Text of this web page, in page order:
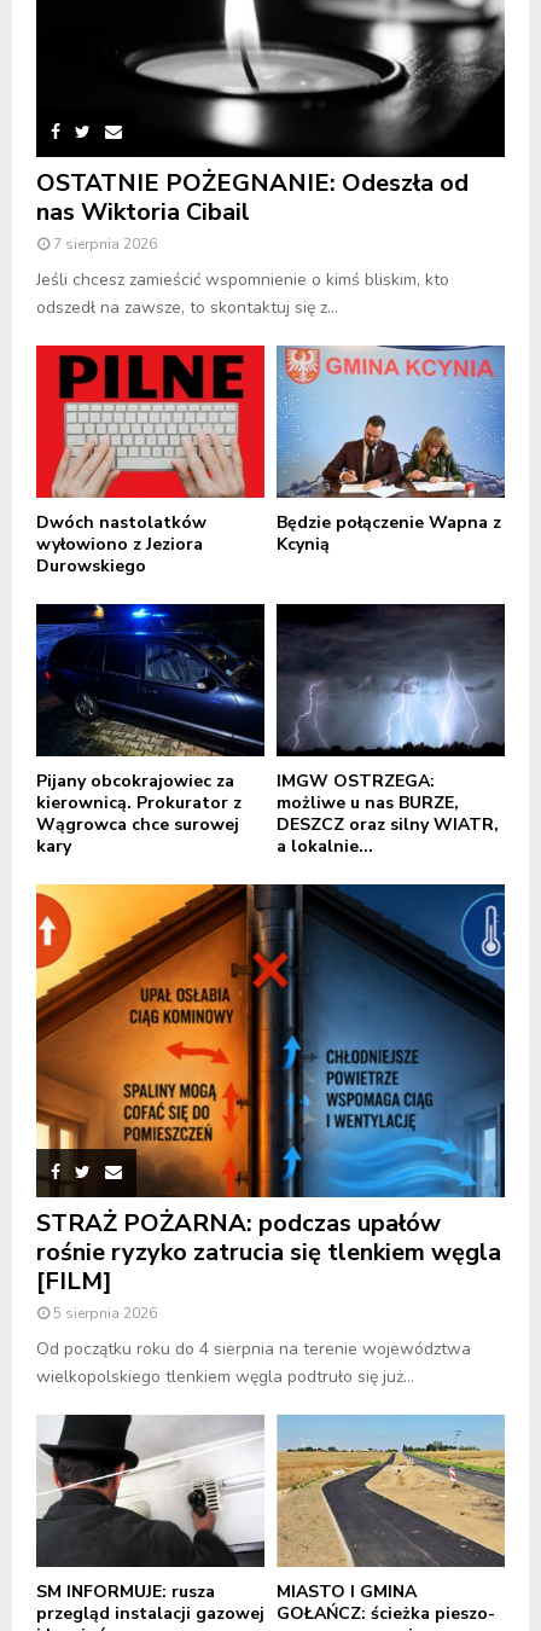
OSTATNIE POŻEGNANIE: Odeszła od
nas Wiktoria Cibail
7 sierpnia 2026
Jeśli chcesz zamieścić wspomnienie o kimś bliskim, kto
odszedł na zawsze, to skontaktuj się z...
Dwóch nastolatków
wyłowiono z Jeziora
Durowskiego
Będzie połączenie Wapna z
Kcynią
Pijany obcokrajowiec za
kierownicą. Prokurator z
Wągrowca chce surowej
kary
IMGW OSTRZEGA:
możliwe u nas BURZE,
DESZCZ oraz silny WIATR,
a lokalnie...
STRAŻ POŻARNA: podczas upałów
rośnie ryzyko zatrucia się tlenkiem węgla
[FILM]
5 sierpnia 2026
Od początku roku do 4 sierpnia na terenie województwa
wielkopolskiego tlenkiem węgla podtruło się już...
SM INFORMUJE: rusza
przegląd instalacji gazowej
MIASTO I GMINA
GOŁAŃCZ: ścieżka pieszo-